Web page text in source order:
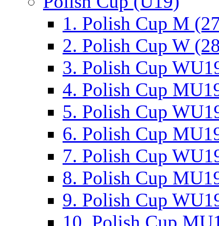
1. Polish Cup M
2. Polish Cup W
3. Polish Cup
4. Polish Cup
5. Polish Cup
6. Polish Cup
7. Polish Cup
8. Polish Cup
9. Polish Cup
10. Polish Cup